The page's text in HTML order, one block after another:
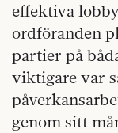
effektiva
ordföranden
partier på
viktigare var
genom sitt